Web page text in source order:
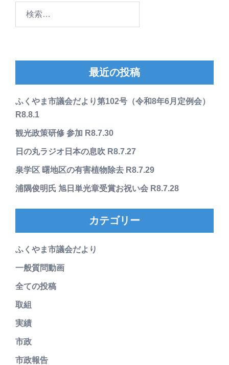
最近の投稿
ふくやま市議会だより第102号（令和8年6月定例会）
R8.8.1
観光政策研修 参加 R8.7.30
日の丸ラジオ日本の息吹 R8.7.27
泉学区 曙地区の有害植物除去 R8.7.29
浦隅俊明氏 旭日単光章受賞お祝い会 R8.7.28
カテゴリー
ふくやま市議会だより
一般質問動画
全ての投稿
取組
実績
市政
市政報告